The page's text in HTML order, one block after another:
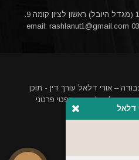
rashlanut1@gmail.com
עבודה – אורי דלאל עורך דין - תוכן
או תחליף לייעוץ משפטי פרטני
עורך דין
בגוגל
דלאל